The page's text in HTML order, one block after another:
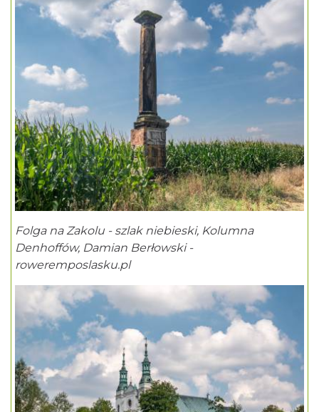
Folga na Zakolu - szlak niebieski, Kolumna
Denhoffów, Damian Berłowski -
roweremposlasku.pl